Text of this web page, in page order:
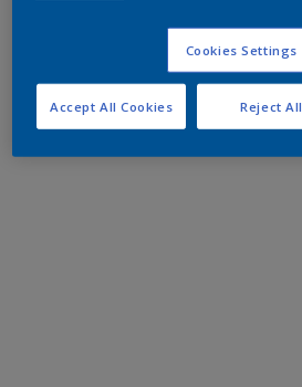
Cookies Settings
Reject All
Accept All Cookies